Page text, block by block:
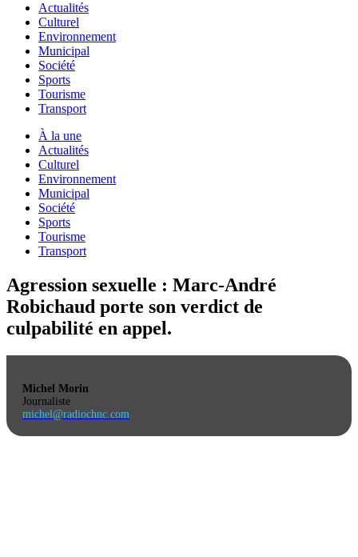
Actualités
Culturel
Environnement
Municipal
Société
Sports
Tourisme
Transport
À la une
Actualités
Culturel
Environnement
Municipal
Société
Sports
Tourisme
Transport
Agression sexuelle : Marc-André
Robichaud porte son verdict de
culpabilité en appel.
Michel Morin
Journaliste
michel@radiochnc.com